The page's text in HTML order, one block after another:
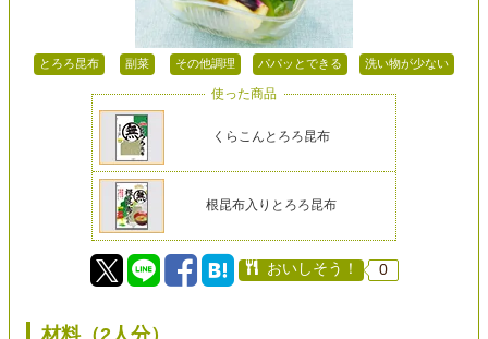
とろろ昆布 副菜 その他調理 パパッとできる 洗い物が少ない
使った商品
くらこんとろろ昆布
根昆布入りとろろ昆布
おいしそう！ 0